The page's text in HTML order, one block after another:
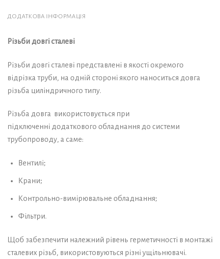
ДОДАТКОВА ІНФОРМАЦІЯ
Різьби довгі сталеві
Різьби довгі сталеві представлені в якості окремого
відрізка труби, на одній стороні якого наноситься довга
різьба циліндричного типу.
Різьба довга використовується при
підключенні додаткового обладнання до системи
трубопроводу, а саме:
Вентилі;
Крани;
Контрольно-вимірювальне обладнання;
Фільтри.
Щоб забезпечити належний рівень герметичності в монтажі
сталевих різьб, використовуються різні ущільнювачі.